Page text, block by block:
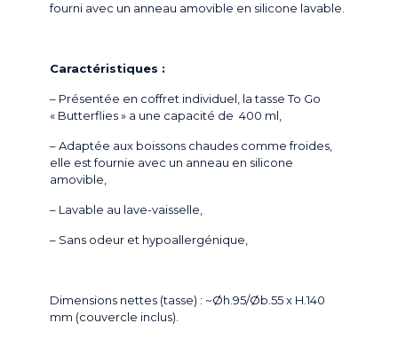
fourni avec un anneau amovible en silicone lavable.
Caractéristiques :
– Présentée en coffret individuel, la tasse To Go
« Butterflies » a une capacité de 400 ml,
– Adaptée aux boissons chaudes comme froides,
elle est fournie avec un anneau en silicone
amovible,
– Lavable au lave-vaisselle,
– Sans odeur et hypoallergénique,
Dimensions nettes (tasse) : ~Øh.95/Øb.55 x H.140
mm (couvercle inclus).